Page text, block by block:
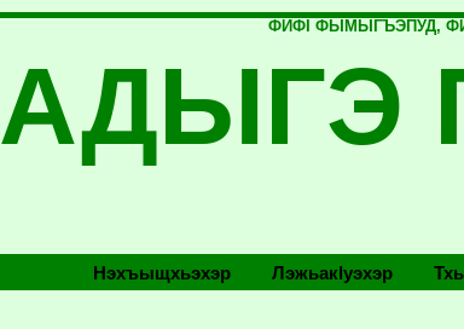
ФИФI ФЫМЫГЪЭПУД,
АДЫГЭ
Нэхъыщхьэхэр Лэжьакlуэхэр